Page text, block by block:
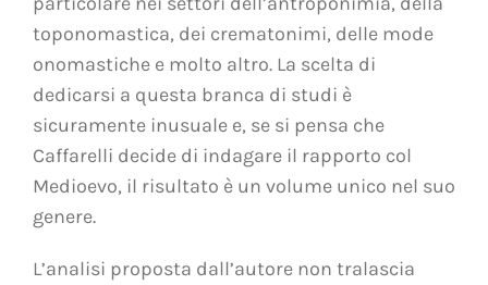
toponomastica, dei crematonimi, delle mode
onomastiche e molto altro. La scelta di
dedicarsi a questa branca di studi è
sicuramente inusuale e, se si pensa che
Caffarelli decide di indagare il rapporto col
Medioevo, il risultato è un volume unico nel suo
genere.
L’analisi proposta dall’autore non tralascia